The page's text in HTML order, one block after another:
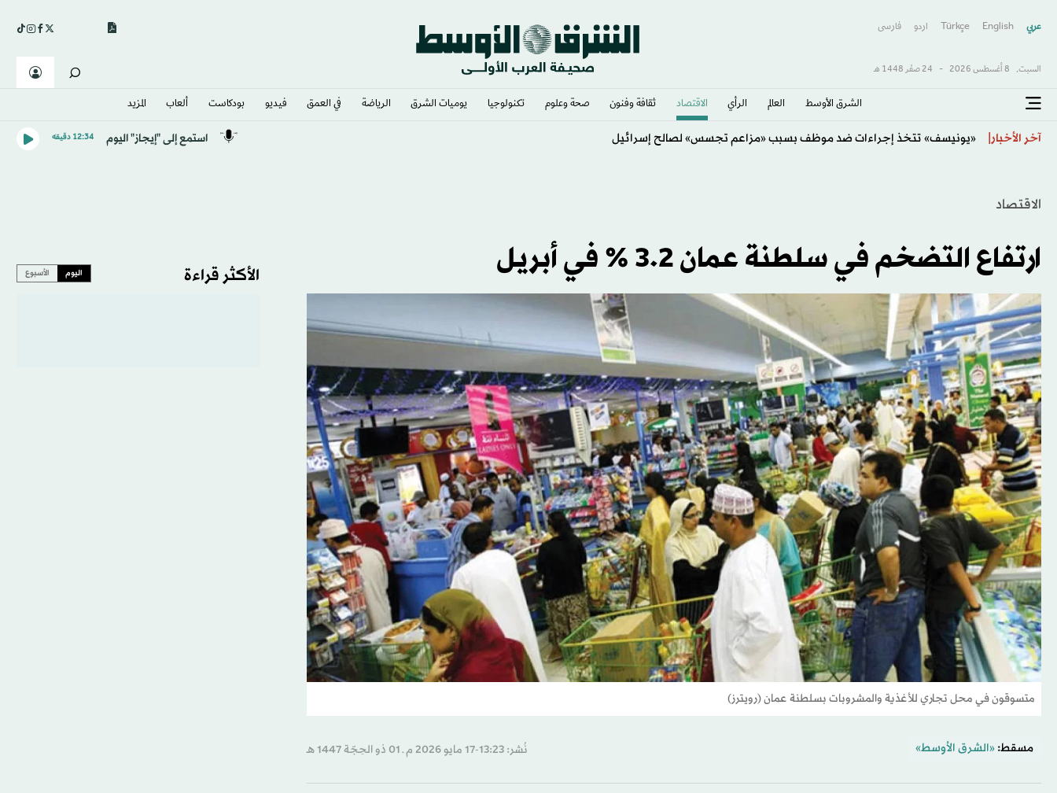
عربي English
Türkçe اردو فارسى
السبت, 8 أغسطس 2026 - 24 صفَر 1448 هـ
الشرق الأوسط​ العالم الرأي الاقتصاد ثقافة وفنون صحة وعلوم تكنولوجيا يوميات الشرق​ الرياضة في العمق فيديو بودكاست ألعاب المزيد
آخر الأخبار استمع إلى "إيجاز" اليوم 12:34 دقيقه
الاقتصاد
ارتفاع التضخم في سلطنة عمان 3.2 % في أبريل
متسوقون في محل تجاري للأغذية والمشروبات بسلطنة عمان (رويترز)
مسقط: «الشرق الأوسط» نُشر: 13:23-17 مايو 2026 م ـ 01 ذو الحِجّة 1447 هـ
الأكثر قراءة اليوم الأسبوع